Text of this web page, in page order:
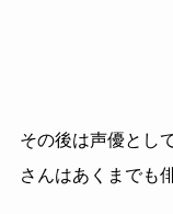
その後は声優とし
さんはあくまでも